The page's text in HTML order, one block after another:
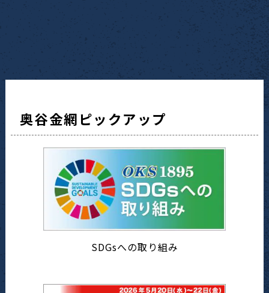
奥谷金網ピックアップ
SDGsへの取り組み